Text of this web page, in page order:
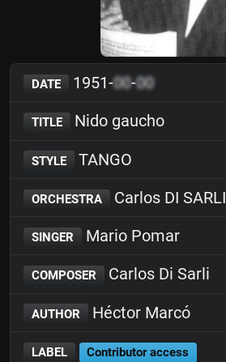
DATE 1951-00-00
TITLE Nido gaucho
STYLE TANGO
ORCHESTRA Carlos DI SARLI
SINGER Mario Pomar
COMPOSER Carlos Di Sarli
AUTHOR Héctor Marcó
LABEL Contributor access